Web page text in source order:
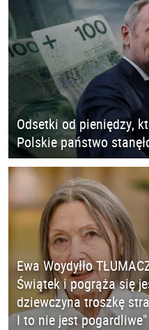
Odsetki od pieniędzy,
Polskie państwo
Ewa Woydyłło
Świątek i pogrąża się
dziewczyna troszkę
I to nie jest pogardliwe"